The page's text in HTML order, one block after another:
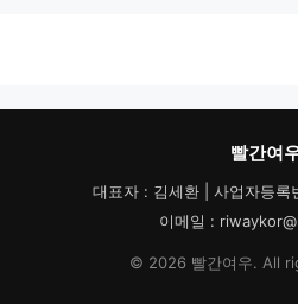
빨간여
대표자 : 김세환 | 사업자등
이메일 :
© 2026 빨간여우. All